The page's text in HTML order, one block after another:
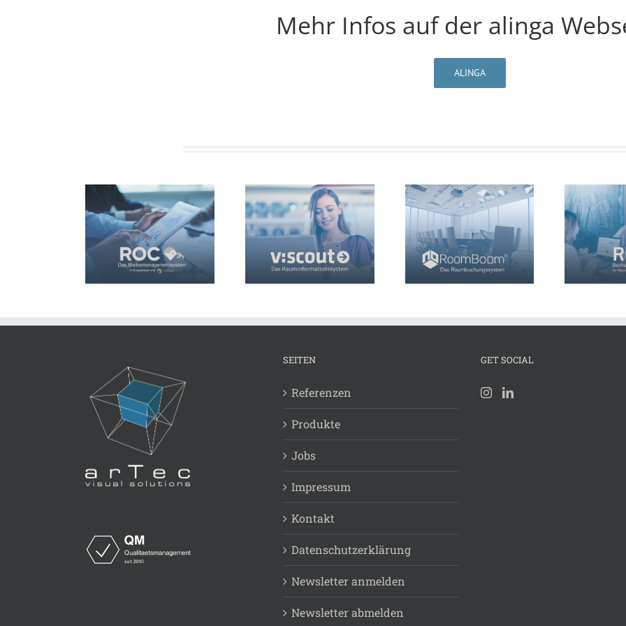
Mehr Infos auf der alinga
ALINGA
V:SCOUT RoomBoom RBS
SEITEN
Referenzen
Produkte
Jobs
Impressum
Kontakt
Datenschutzerklärung
Newsletter anmelden
Newsletter abmelden
GET SOCIAL